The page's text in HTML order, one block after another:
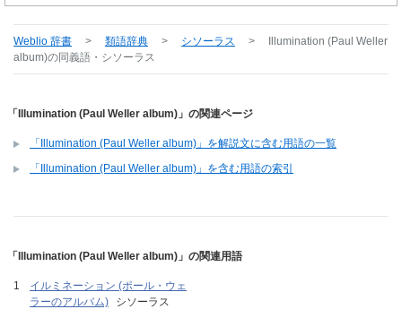
Weblio 辞書 > 類語辞典 > シソーラス >
Illumination (Paul Weller
album)の同義語・シソーラス
「Illumination (Paul Weller album)」の関連ページ
「Illumination (Paul Weller album)」を解説文に含む用語の一覧
「Illumination (Paul Weller album)」を含む用語の索引
「Illumination (Paul Weller album)」の関連用語
イルミネーション (ポール・ウェ
ラーのアルバム)
シソーラス